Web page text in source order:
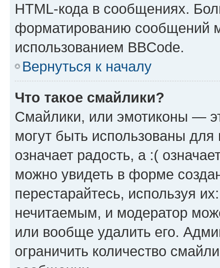
HTML-кода в сообщениях.
форматированию сообщений
использованием BBCode.
Вернуться к началу
Что такое смайлики?
Смайлики, или эмотиконы —
могут быть использованы
означает радость, а :(
можно увидеть в форме
перестарайтесь, используя
нечитаемым, и модератор
или вообще удалить его.
ограничить количество